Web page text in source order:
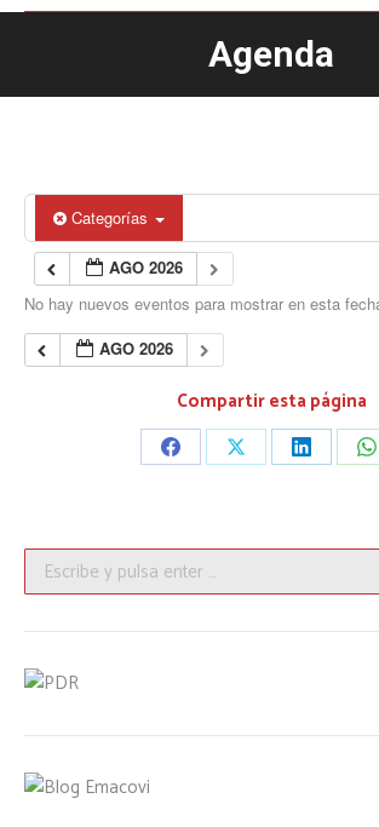
Agenda
Estás aquí:
Categorías
AGO 2026
No hay nuevos eventos para mostrar en esta
AGO 2026
Compartir esta página
Share Share Share
Buscar: